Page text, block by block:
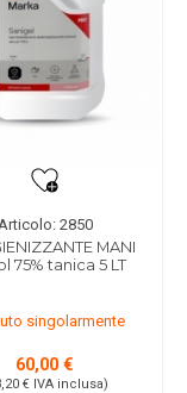
Articolo: 2850
MANI
75% tanica 5 LT
singolarmente
60,00 €
€ IVA inclusa)